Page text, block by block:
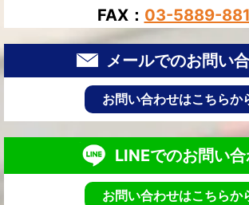
FAX： 03-5889-
メールでのお問い
お問い合わせはこちらか
LINEでのお問い
お問い合わせはこちらか